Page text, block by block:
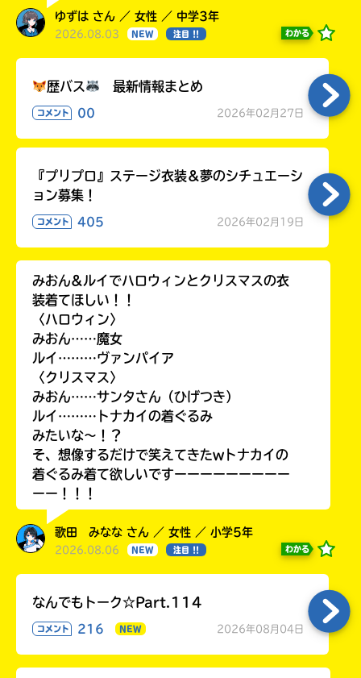
ゆずは さん ／ 女性 ／ 中学3年
2026.08.03 NEW 注目 !! わかる
歴バス 最新情報まとめ
コメント 00 2026年02月27日
『プリプロ』ステージ衣装＆夢のシチュエーシ
ョン募集！
コメント 405 2026年02月19日
みおん&ルイでハロウィンとクリスマスの衣
装着てほしい！！
〈ハロウィン〉
みおん……魔女
ルイ………ヴァンパイア
〈クリスマス〉
みおん……サンタさん（ひげつき）
ルイ………トナカイの着ぐるみ
みたいな〜！？
そ、想像するだけで笑えてきたwトナカイの
着ぐるみ着て欲しいですーーーーーーーーー
ーー！！！
歌田 みなな さん ／ 女性 ／ 小学5年
2026.08.06 NEW 注目 !! わかる
なんでもトーク☆Part.114
コメント 216 NEW 2026年08月04日